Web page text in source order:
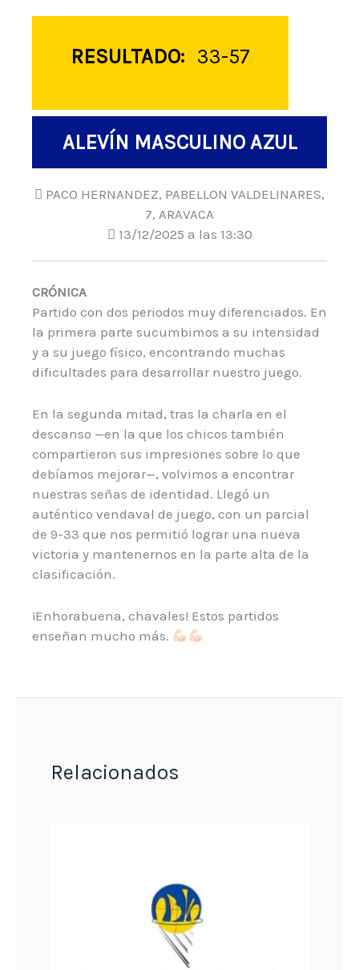
RESULTADO: 33-57
ALEVÍN MASCULINO AZUL
PACO HERNANDEZ, PABELLON VALDELINARES,
7, ARAVACA
13/12/2025 a las 13:30
CRÓNICA
Partido con dos periodos muy diferenciados. En
la primera parte sucumbimos a su intensidad
y a su juego físico, encontrando muchas
dificultades para desarrollar nuestro juego.
En la segunda mitad, tras la charla en el
descanso —en la que los chicos también
compartieron sus impresiones sobre lo que
debíamos mejorar—, volvimos a encontrar
nuestras señas de identidad. Llegó un
auténtico vendaval de juego, con un parcial
de 9-33 que nos permitió lograr una nueva
victoria y mantenernos en la parte alta de la
clasificación.
¡Enhorabuena, chavales! Estos partidos
enseñan mucho más.
Relacionados